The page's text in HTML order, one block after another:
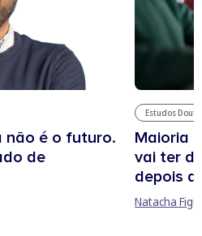
não é o futuro.
de
Estudos
Maioria
vai ter
depois
Natacha